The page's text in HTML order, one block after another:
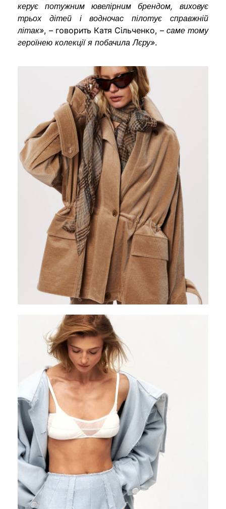
керує потужним ювелірним брендом, виховує
трьох дітей і водночас пілотує справжній
літак», – говорить Катя Сільченко, – саме тому
героїнею колекції я побачила Лєру».